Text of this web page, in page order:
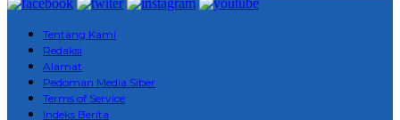
Tentang Kami
Redaksi
Alamat
Pedoman Media Siber
Terms of Service
Indeks Berita